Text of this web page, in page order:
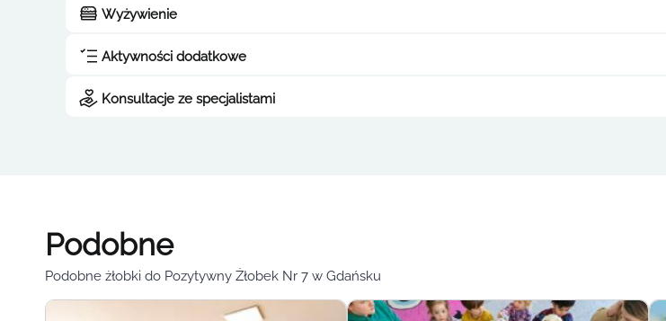
Wyżywienie
Aktywności dodatkowe
Konsultacje ze specjalistami
Podobne
Podobne żłobki do Pozytywny Żłobek Nr 7 w Gdańsku